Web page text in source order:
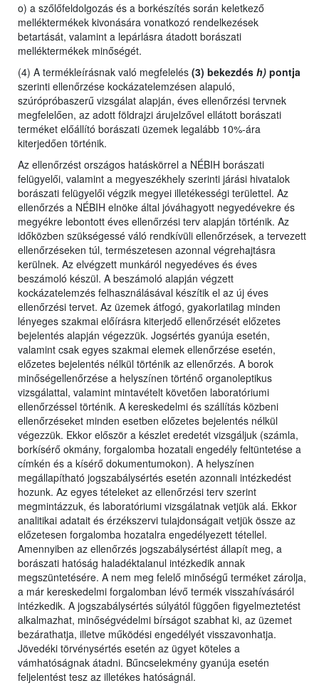
o) a szőlőfeldolgozás és a borkészítés során keletkező
melléktermékek kivonására vonatkozó rendelkezések
betartását, valamint a lepárlásra átadott borászati
melléktermékek minőségét.
(4) A termékleírásnak való megfelelés (3) bekezdés h) pontja
szerinti ellenőrzése kockázatelemzésen alapuló,
szúrópróbaszerű vizsgálat alapján, éves ellenőrzési tervnek
megfelelően, az adott földrajzi árujelzővel ellátott borászati
terméket előállító borászati üzemek legalább 10%-ára
kiterjedően történik.
Az ellenőrzést országos hatáskörrel a NÉBIH borászati
felügyelői, valamint a megyeszékhely szerinti járási hivatalok
borászati felügyelői végzik megyei illetékességi területtel. Az
ellenőrzés a NÉBIH elnöke által jóváhagyott negyedévekre és
megyékre lebontott éves ellenőrzési terv alapján történik. Az
időközben szükségessé váló rendkívüli ellenőrzések, a tervezett
ellenőrzéseken túl, természetesen azonnal végrehajtásra
kerülnek. Az elvégzett munkáról negyedéves és éves
beszámoló készül. A beszámoló alapján végzett
kockázatelemzés felhasználásával készítik el az új éves
ellenőrzési tervet. Az üzemek átfogó, gyakorlatilag minden
lényeges szakmai előírásra kiterjedő ellenőrzését előzetes
bejelentés alapján végezzük. Jogsértés gyanúja esetén,
valamint csak egyes szakmai elemek ellenőrzése esetén,
előzetes bejelentés nélkül történik az ellenőrzés. A borok
minőségellenőrzése a helyszínen történő organoleptikus
vizsgálattal, valamint mintavételt követően laboratóriumi
ellenőrzéssel történik. A kereskedelmi és szállítás közbeni
ellenőrzéseket minden esetben előzetes bejelentés nélkül
végezzük. Ekkor először a készlet eredetét vizsgáljuk (számla,
borkísérő okmány, forgalomba hozatali engedély feltüntetése a
címkén és a kísérő dokumentumokon). A helyszínen
megállapítható jogszabálysértés esetén azonnali intézkedést
hozunk. Az egyes tételeket az ellenőrzési terv szerint
megmintázzuk, és laboratóriumi vizsgálatnak vetjük alá. Ekkor
analitikai adatait és érzékszervi tulajdonságait vetjük össze az
előzetesen forgalomba hozatalra engedélyezett tétellel.
Amennyiben az ellenőrzés jogszabálysértést állapít meg, a
borászati hatóság haladéktalanul intézkedik annak
megszüntetésére. A nem meg felelő minőségű terméket zárolja,
a már kereskedelmi forgalomban lévő termék visszahívásáról
intézkedik. A jogszabálysértés súlyától függően figyelmeztetést
alkalmazhat, minőségvédelmi bírságot szabhat ki, az üzemet
bezárathatja, illetve működési engedélyét visszavonhatja.
Jövedéki törvénysértés esetén az ügyet köteles a
vámhatóságnak átadni. Bűncselekmény gyanúja esetén
feljelentést tesz az illetékes hatóságnál.